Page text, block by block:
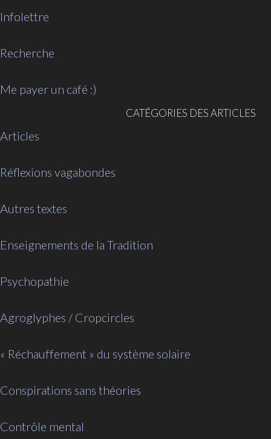
Infolettre
Recherche
Me payer un café :)
CATÉGORIES DES ARTICLES
Articles
Réflexions vagabondes
Autres textes
Enseignements de la Tradition
Psychopathie
Agroglyphes / Cropcircles
« Réchauffement » du système solaire
Conspirations sans théories
Contrôle mental